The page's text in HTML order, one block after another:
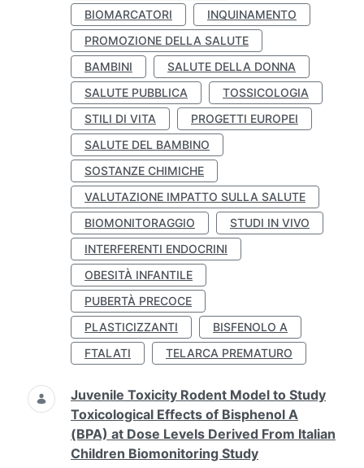
BIOMARCATORI
INQUINAMENTO
PROMOZIONE DELLA SALUTE
BAMBINI
SALUTE DELLA DONNA
SALUTE PUBBLICA
TOSSICOLOGIA
STILI DI VITA
PROGETTI EUROPEI
SALUTE DEL BAMBINO
SOSTANZE CHIMICHE
VALUTAZIONE IMPATTO SULLA SALUTE
BIOMONITORAGGIO
STUDI IN VIVO
INTERFERENTI ENDOCRINI
OBESITÀ INFANTILE
PUBERTÀ PRECOCE
PLASTICIZZANTI
BISFENOLO A
FTALATI
TELARCA PREMATURO
Juvenile Toxicity Rodent Model to Study
Toxicological Effects of Bisphenol A
(BPA) at Dose Levels Derived From Italian
Children Biomonitoring Study